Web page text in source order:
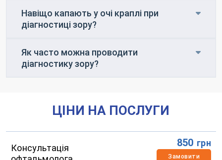
Навіщо капають у очі краплі при
діагностиці зору?
Як часто можна проводити
діагностику зору?
ЦІНИ НА ПОСЛУГИ
Консультація
850 грн
Замовити